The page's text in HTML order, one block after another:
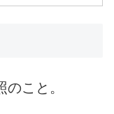
こと。